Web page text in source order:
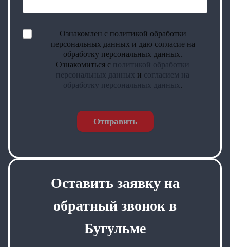
Ознакомлен с политикой обработки
персональных данных и даю согласие на
обработку персональных данных.
Ознакомиться с политикой обработки
персональных данных и согласием на
обработку персональных данных.
Отправить
Оставить заявку на
обратный звонок в
Бугульме